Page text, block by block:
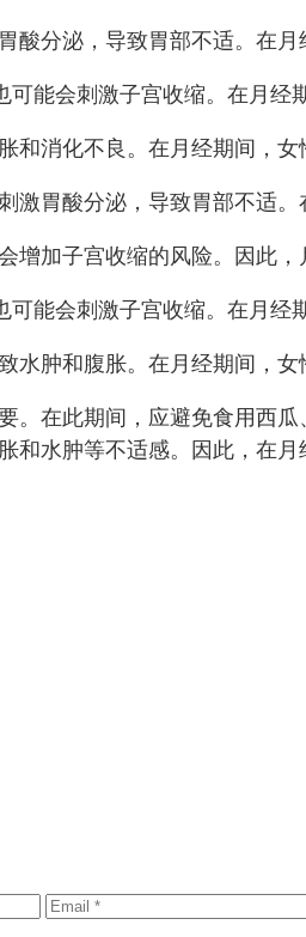
分泌，导致胃部不适。在
能会刺激子宫收缩。在月经
消化不良。在月经期间，
胃酸分泌，导致胃部不适
加子宫收缩的风险。因此，
能会刺激子宫收缩。在月经
肿和腹胀。在月经期间，女
。在此期间，应避免食用西
水肿等不适感。因此，在